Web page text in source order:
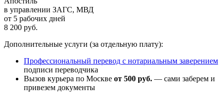
в управлении ЗАГС, МВД
от 5 рабочих дней
8 200 руб.
Дополнительные услуги (за отдельную плату):
Профессиональный перевод с нотариальным заверением
подписи переводчика
Вызов курьера по Москве от 500 руб. — сами заберем и
привезем документы